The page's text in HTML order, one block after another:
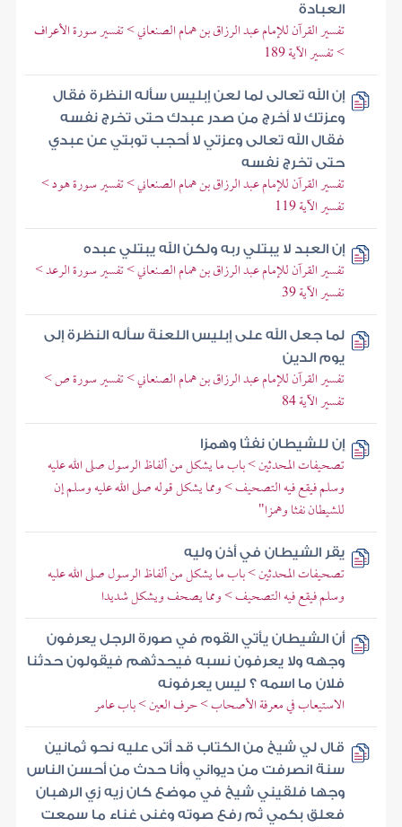
العبادة
تفسير القرآن للإمام عبد الرزاق بن همام الصنعاني > تفسير سورة الأعراف
> تفسير الآية 189
إن الله تعالى لما لعن إبليس سأله النظرة فقال
وعزتك لا أخرج من صدر عبدك حتى تخرج نفسه
فقال الله تعالى وعزتي لا أحجب توبتي عن عبدي
حتى تخرج نفسه
تفسير القرآن للإمام عبد الرزاق بن همام الصنعاني > تفسير سورة هود >
تفسير الآية 119
إن العبد لا يبتلي ربه ولكن الله يبتلي عبده
تفسير القرآن للإمام عبد الرزاق بن همام الصنعاني > تفسير سورة الرعد >
تفسير الآية 39
لما جعل الله على إبليس اللعنة سأله النظرة إلى
يوم الدين
تفسير القرآن للإمام عبد الرزاق بن همام الصنعاني > تفسير سورة ص >
تفسير الآية 84
إن للشيطان نفثا وهمزا
تصحيفات المحدثين > باب ما يشكل من ألفاظ الرسول صلى الله عليه
وسلم فيقع فيه التصحيف > ومما يشكل قوله صلى الله عليه وسلم إن
للشيطان نفثا وهمزا"
يقر الشيطان في أذن وليه
تصحيفات المحدثين > باب ما يشكل من ألفاظ الرسول صلى الله عليه
وسلم فيقع فيه التصحيف > ومما يصحف ويشكل شديدا
أن الشيطان يأتي القوم في صورة الرجل يعرفون
وجهه ولا يعرفون نسبه فيحدثهم فيقولون حدثنا
فلان ما اسمه ؟ ليس يعرفونه
الاستيعاب في معرفة الأصحاب > حرف العين > باب عامر
قال لي شيخ من الكتاب قد أتى عليه نحو ثمانين
سنة انصرفت من ديواني وأنا حدث من أحسن الناس
وجها فلقيني شيخ في موضع كان زيه زي الرهبان
فعلق بكمي ثم رفع صوته وغنى غناء ما سمعت